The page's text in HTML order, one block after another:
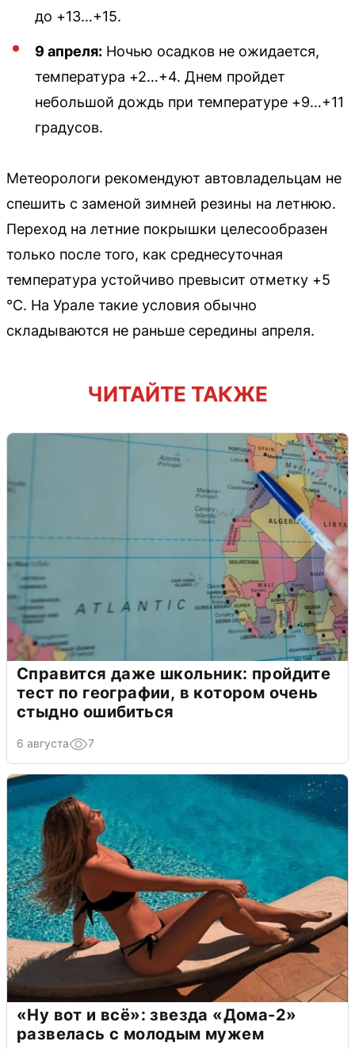
до +13…+15.
9 апреля: Ночью осадков не ожидается,
температура +2…+4. Днем пройдет
небольшой дождь при температуре +9…+11
градусов.
Метеорологи рекомендуют автовладельцам не
спешить с заменой зимней резины на летнюю.
Переход на летние покрышки целесообразен
только после того, как среднесуточная
температура устойчиво превысит отметку +5
°C. На Урале такие условия обычно
складываются не раньше середины апреля.
ЧИТАЙТЕ ТАКЖЕ
Справится даже школьник: пройдите
тест по географии, в котором очень
стыдно ошибиться
6 августа 7
«Ну вот и всё»: звезда «Дома-2»
развелась с молодым мужем